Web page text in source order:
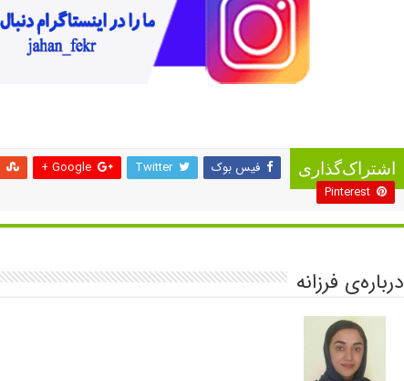
اشتراک‌گذاری فیس بوک Twitter
Google +
Pinterest
درباره‌ی فرزانه